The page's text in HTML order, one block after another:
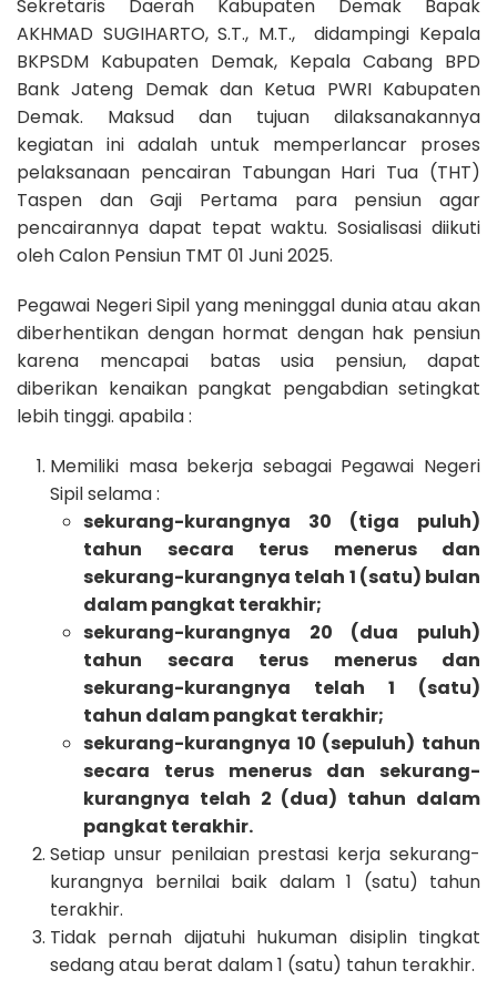
Sekretaris Daerah Kabupaten Demak Bapak
AKHMAD SUGIHARTO, S.T., M.T., didampingi Kepala
BKPSDM Kabupaten Demak, Kepala Cabang BPD
Bank Jateng Demak dan Ketua PWRI Kabupaten
Demak. Maksud dan tujuan dilaksanakannya
kegiatan ini adalah untuk memperlancar proses
pelaksanaan pencairan Tabungan Hari Tua (THT)
Taspen dan Gaji Pertama para pensiun agar
pencairannya dapat tepat waktu. Sosialisasi diikuti
oleh Calon Pensiun TMT 01 Juni 2025.
Pegawai Negeri Sipil yang meninggal dunia atau akan
diberhentikan dengan hormat dengan hak pensiun
karena mencapai batas usia pensiun, dapat
diberikan kenaikan pangkat pengabdian setingkat
lebih tinggi. apabila :
Memiliki masa bekerja sebagai Pegawai Negeri
Sipil selama :
sekurang-kurangnya 30 (tiga puluh)
tahun secara terus menerus dan
sekurang-kurangnya telah 1 (satu) bulan
dalam pangkat terakhir;
sekurang-kurangnya 20 (dua puluh)
tahun secara terus menerus dan
sekurang-kurangnya telah 1 (satu)
tahun dalam pangkat terakhir;
sekurang-kurangnya 10 (sepuluh) tahun
secara terus menerus dan sekurang-
kurangnya telah 2 (dua) tahun dalam
pangkat terakhir.
Setiap unsur penilaian prestasi kerja sekurang-
kurangnya bernilai baik dalam 1 (satu) tahun
terakhir.
Tidak pernah dijatuhi hukuman disiplin tingkat
sedang atau berat dalam 1 (satu) tahun terakhir.